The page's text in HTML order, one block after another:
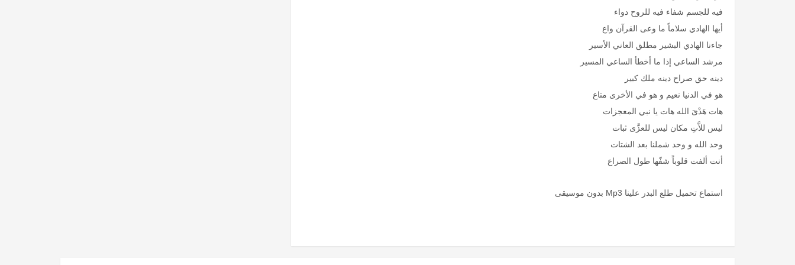
فيه للجسم شفاء فيه للروح دواء
أيها الهادي سلاماً ما وعى القرآن واع
جاءنا الهادي البشير مطلق العاني الأسير
مرشد الساعي إذا ما أخطأ الساعي المسير
دينه حق صراح دينه ملك كبير
هو في الدنيا نعيم و هو في الأخرى متاع
هات هَدْىَ الله هات يا نبي المعجزات
ليس للاَّتِ مكان ليس للعزَّى ثبات
وحد الله و وحد شملنا بعد الشتات
أنت ألفت قلوباً شفّها طول الصراع
استماع تحميل طلع البدر علينا Mp3 بدون موسيقى